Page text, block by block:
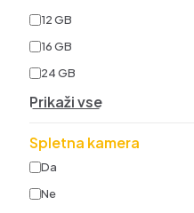
12 GB
16 GB
24 GB
Prikaži vse
Spletna kamera
Da
Ne